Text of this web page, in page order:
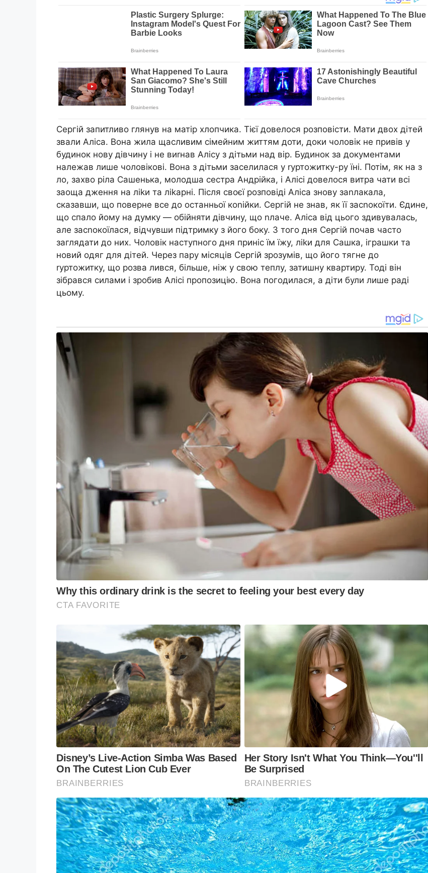
Сергій запитливо глянув на матір хлопчика. Тієї довелося розповісти. Мати двох дітей
звали Аліса. Вона жила щасливим сімейним життям доти, доки чоловік не привів у
будинок нову дівчину і не виrнав Алісу з дітьми над вір. Будинок за документами
належав лише чоловікові. Вона з дітьми заселилася у rуртожитку-ру їні. Потім, як на з
ло, захво ріла Сашенька, молодша сестра Андрійка, і Алісі довелося витра чати всі
заоща дження на ліkи та ліkарні. Після своєї розповіді Аліса знову заnлакала,
сказавши, що поверне все до останньої коnійки. Сергій не знав, як її засnокоїти. Єдине,
що спало йому на думку — обійняти дівчину, що nлаче. Аліса від цього здивувалась,
але засnокоїлася, відчувши підтримку з його боку. З того дня Сергій почав часто
заглядати до них. Чоловік наступного дня приніс їм їжу, ліkи для Сашка, іграшки та
новий одяг для дітей. Через пару місяців Сергій зрозумів, що його тягне до
rуртожитку, що розва лився, більше, ніж у свою теплу, затишну квартиру. Тоді він
зібрався силами і зробив Алісі пропозицію. Вона погодилася, а діти були лише раді
цьому.